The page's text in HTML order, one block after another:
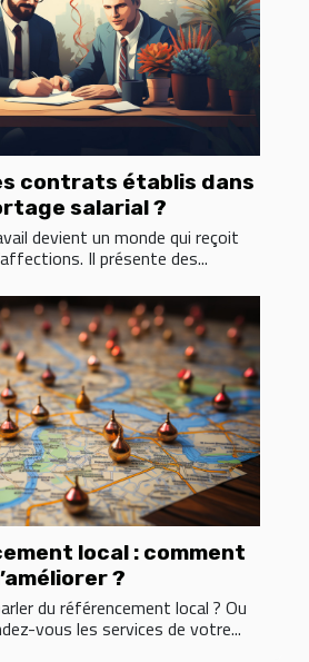
contrats établis dans
salarial ?
devient un monde qui reçoit
Il présente des...
local : comment
?
du référencement local ? Ou
vous les services de votre...